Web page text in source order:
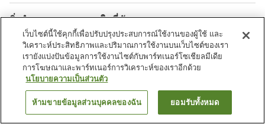
สิ่งอำนวยความสะดวกในที่พัก
ที่จอดรถ
ซาวน่า
สปา/บิวตี้ซาลอน
ร้านอาหาร
หน้าแรก ญี่ปุ่น คากาวะ
ค้นหาห้องพัก
เว็บไซต์นี้ใช้คุกกี้เพื่อปรับปรุงประสบการณ์ใช้งานของผู้ใช้ และ
วิเคราะห์ประสิทธิภาพและปริมาณการใช้งานบนเว็บไซต์ของเรา
เรายังแบ่งปันข้อมูลการใช้งานไซต์กับพาร์ทเนอร์โซเชียลมีเดีย
การโฆษณาและพาร์ทเนอร์การวิเคราะห์ของเราอีกด้วย
นโยบายความเป็นส่วนตัว
ห้ามขายข้อมูลส่วนบุคคลของฉัน ยอมรับทั้งหมด